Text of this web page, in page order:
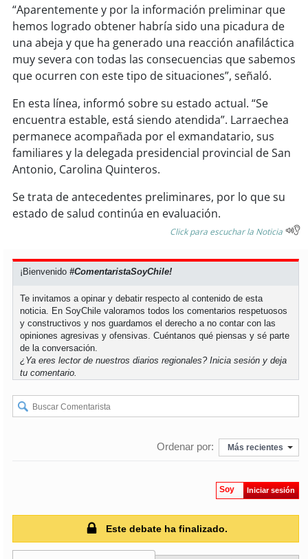
soyconcepción
soycoronel
soyarauco
soy temuco
soyvaldivia
soyosorno
soy puertomontt
“Aparentemente y por la información preliminar que
hemos logrado obtener habría sido una picadura de
una abeja y que ha generado una reacción anafiláctica
muy severa con todas las consecuencias que sabemos
que ocurren con este tipo de situaciones”, señaló.
En esta línea, informó sobre su estado actual. “Se
encuentra estable, está siendo atendida”. Larraechea
permanece acompañada por el exmandatario, sus
familiares y la delegada presidencial provincial de San
Antonio, Carolina Quinteros.
Se trata de antecedentes preliminares, por lo que su
estado de salud continúa en evaluación.
Click para escuchar la Noticia
¡Bienvenido#ComentaristaSoyChile!
Te invitamos a opinar y debatir respecto al contenido de esta
noticia. En SoyChile valoramos todos los comentarios respetuosos
y constructivos y nos guardamos el derecho a no contar con las
opiniones agresivas y ofensivas. Cuéntanos qué piensas y sé parte
de la conversación.
¿Ya eres lector de nuestros diarios regionales?Inicia sesión y deja
tu comentario.
Ordenar por: Más recientes
Soy Iniciar sesión
Este debate ha finalizado.